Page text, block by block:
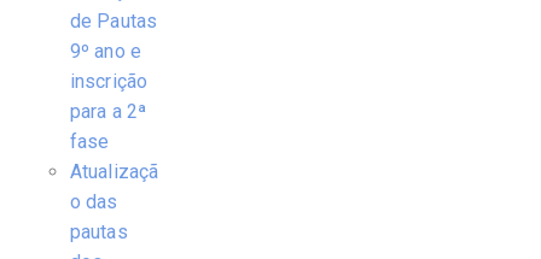
de Pautas
9º ano e
inscrição
para a 2ª
fase
Atualizaçã
o das
pautas